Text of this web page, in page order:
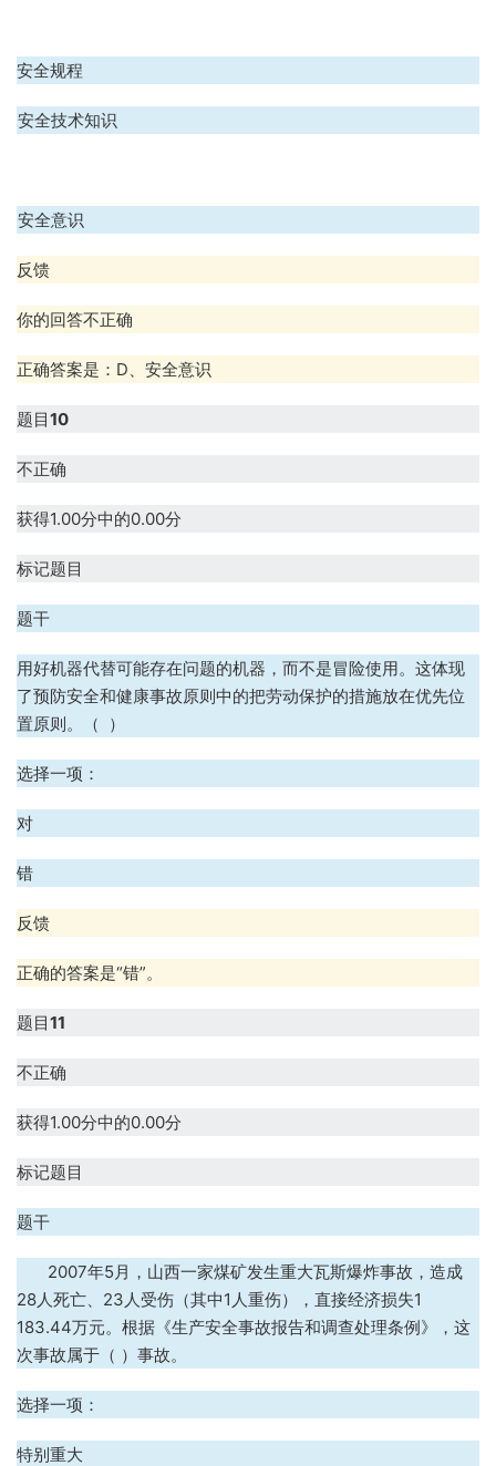
安全规程
安全技术知识
安全意识
反馈
你的回答不正确
正确答案是：D、安全意识
题目10
不正确
获得1.00分中的0.00分
标记题目
题干
用好机器代替可能存在问题的机器，而不是冒险使用。这体现
了预防安全和健康事故原则中的把劳动保护的措施放在优先位
置原则。（ ）
选择一项：
对
错
反馈
正确的答案是“错”。
题目11
不正确
获得1.00分中的0.00分
标记题目
题干
2007年5月，山西一家煤矿发生重大瓦斯爆炸事故，造成
28人死亡、23人受伤（其中1人重伤），直接经济损失1
183.44万元。根据《生产安全事故报告和调查处理条例》，这
次事故属于（ ）事故。
选择一项：
特别重大